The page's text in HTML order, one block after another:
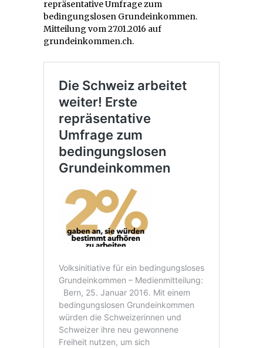
repräsentative Umfrage zum
bedingungslosen Grundeinkommen.
Mitteilung vom 27.01.2016 auf
grundeinkommen.ch.